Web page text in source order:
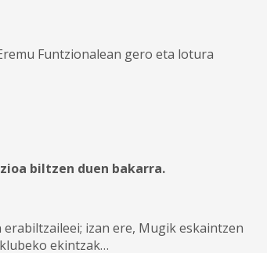
Funtzionalean gero eta lotura
biltzen duen bakarra.
izan ere, Mugik eskaintzen
ekintzak…